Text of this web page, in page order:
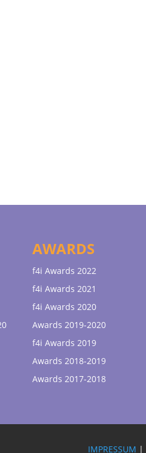
AWARDS
f4i Awards 2022
f4i Awards 2021
f4i Awards 2020
Awards 2019-2020
f4i Awards 2019
Awards 2018-2019
Awards 2017-2018
IMPRESSUM |